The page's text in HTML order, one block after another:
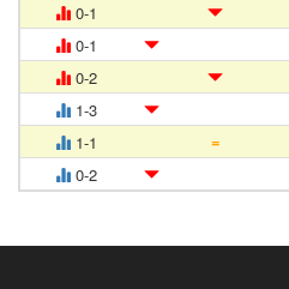
0-1
0-1
0-2
1-3
1-1
=
0-2